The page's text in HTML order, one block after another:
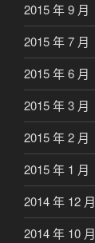
2015 年 9 月
2015 年 7 月
2015 年 6 月
2015 年 3 月
2015 年 2 月
2015 年 1 月
2014 年 12 月
2014 年 10 月